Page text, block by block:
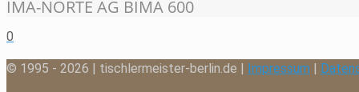
IMA-NORTE AG BIMA 600
0
© 1995 - 2026 | tischlermeister-berlin.de | Impressum